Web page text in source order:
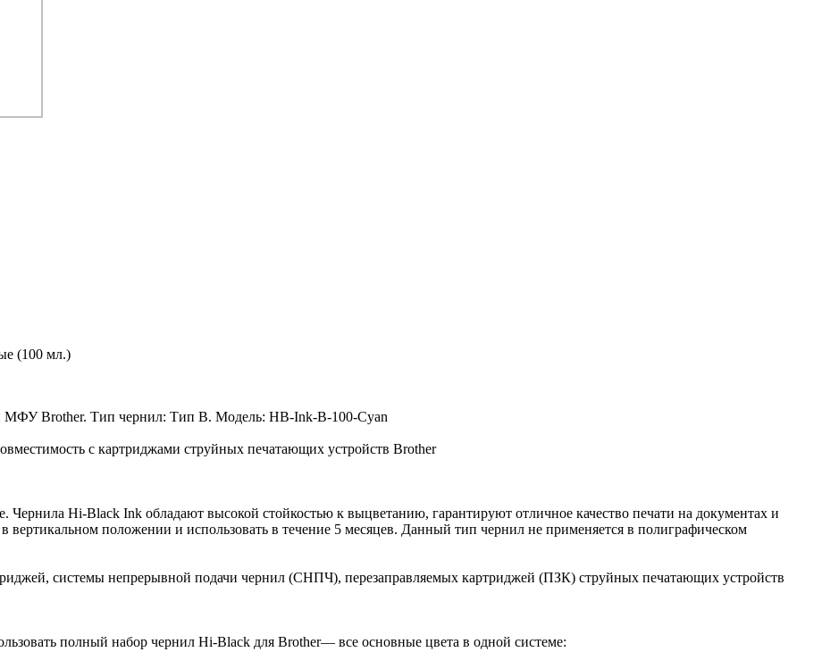
(100 мл.)
МФУ Brother. Тип чернил: Тип B. Модель: HB-Ink-B-100-Cyan
с картриджами струйных печатающих устройств Brother
Чернила Hi-Black Ink обладают высокой стойкостью к выцветанию, гарантируют отличное качество печати на документах и
вертикальном положении и использовать в течение 5 месяцев. Данный тип чернил не применяется в полиграфическом
системы непрерывной подачи чернил (СНПЧ), перезаправляемых картриджей (ПЗК) струйных печатающих устройств
полный набор чернил Hi-Black для Brother— все основные цвета в одной системе: